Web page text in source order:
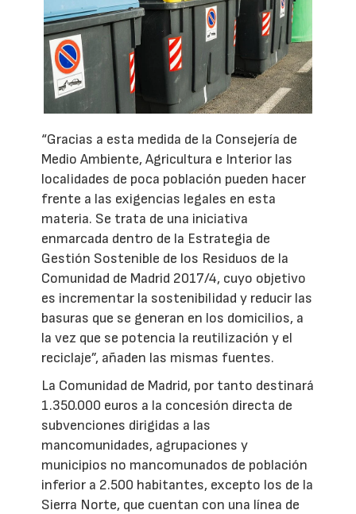
“Gracias a esta medida de la Consejería de
Medio Ambiente, Agricultura e Interior las
localidades de poca población pueden hacer
frente a las exigencias legales en esta
materia. Se trata de una iniciativa
enmarcada dentro de la Estrategia de
Gestión Sostenible de los Residuos de la
Comunidad de Madrid 2017/4, cuyo objetivo
es incrementar la sostenibilidad y reducir las
basuras que se generan en los domicilios, a
la vez que se potencia la reutilización y el
reciclaje”, añaden las mismas fuentes.
La Comunidad de Madrid, por tanto destinará
1.350.000 euros a la concesión directa de
subvenciones dirigidas a las
mancomunidades, agrupaciones y
municipios no mancomunados de población
inferior a 2.500 habitantes, excepto los de la
Sierra Norte, que cuentan con una línea de